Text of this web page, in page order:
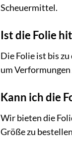
Scheuermittel.
Ist die Folie
Die Folie ist bis
um
Kann ich die
Wir bieten die
Größe zu